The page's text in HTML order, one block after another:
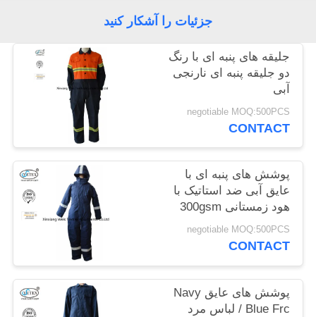
نقشه
سایت
PRIVACY
POLICY
جزئیات را آشکار کنید
جلیقه های پنبه ای با رنگ
دو جلیقه پنبه ای نارنجی
آبی
negotiable MOQ:500PCS
CONTACT
پوشش های پنبه ای با
عایق آبی ضد استاتیک با
هود زمستانی 300gsm
negotiable MOQ:500PCS
CONTACT
پوشش های عایق Navy
Blue Frc / لباس مرد